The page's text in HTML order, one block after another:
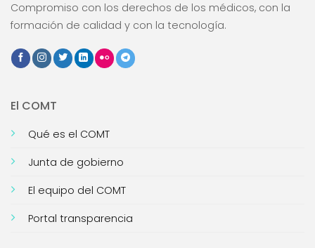
Compromiso con los derechos de los médicos, con la
formación de calidad y con la tecnología.
El COMT
Qué es el COMT
Junta de gobierno
El equipo del COMT
Portal transparencia